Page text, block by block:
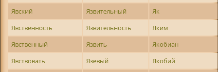
Явский
Язвительный
Як
Явственность
Язвительность
Яким
Явственный
Язвить
Якобиан
Явствовать
Язевый
Якобий